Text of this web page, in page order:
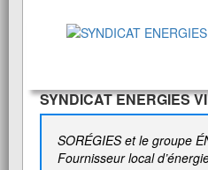
SYNDICAT ENERGIES
SORÉGIES et le groupe
Fournisseur local